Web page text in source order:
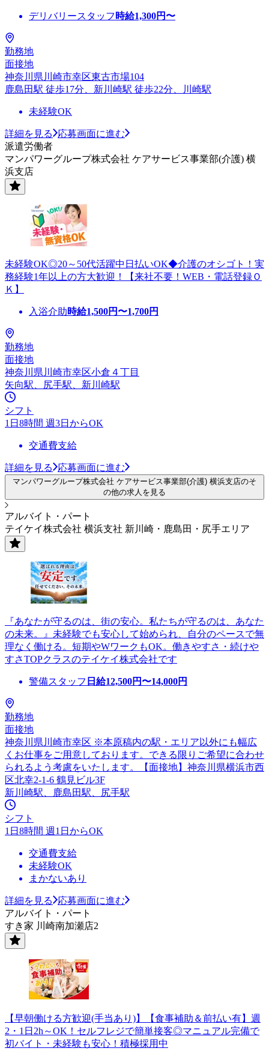
デリバリースタッフ 時給1,300円〜
勤務地
面接地
神奈川県川崎市幸区東古市場104
鹿島田駅 徒歩17分、新川崎駅 徒歩22分、川崎駅
未経験OK
詳細を見る
応募画面に進む
派遣労働者
マンパワーグループ株式会社 ケアサービス事業部(介護) 横
浜支店
未経験OK◎20～50代活躍中日払いOK◆介護のオシゴト！実
務経験1年以上の方大歓迎！【来社不要！WEB・電話登録Ｏ
Ｋ】
入浴介助時給1,500円〜1,700円
勤務地
面接地
神奈川県川崎市幸区小倉４丁目
矢向駅、尻手駅、新川崎駅
シフト
1日8時間 週3日からOK
交通費支給
詳細を見る 応募画面に進む
マンパワーグループ株式会社 ケアサービス事業部(介護) 横浜支店のそ
の他の求人を見る
アルバイト・パート
テイケイ株式会社 横浜支社 新川崎・鹿島田・尻手エリア
『あなたが守るのは、街の安心。私たちが守るのは、あなた
の未来。』未経験でも安心して始められ、自分のペースで無
理なく働ける。短期やWワークもOK。働きやすさ・続けや
すさTOPクラスのテイケイ株式会社です
警備スタッフ 日給12,500円〜14,000円
勤務地
面接地
神奈川県川崎市幸区 ※本原稿内の駅・エリア以外にも幅広
くお仕事をご用意しております。できる限りご希望に合わせ
られるよう考慮をいたします。【面接地】神奈川県横浜市西
区北幸2-1-6 鶴見ビル3F
新川崎駅、鹿島田駅、尻手駅
シフト
1日8時間 週1日からOK
交通費支給
未経験OK
まかないあり
詳細を見る
応募画面に進む
アルバイト・パート
すき家 川崎南加瀬店2
【早朝働ける方歓迎(手当あり)】【食事補助＆前払い有】週
2・1日2h～OK！セルフレジで簡単接客◎マニュアル完備で
初バイト・未経験も安心！積極採用中